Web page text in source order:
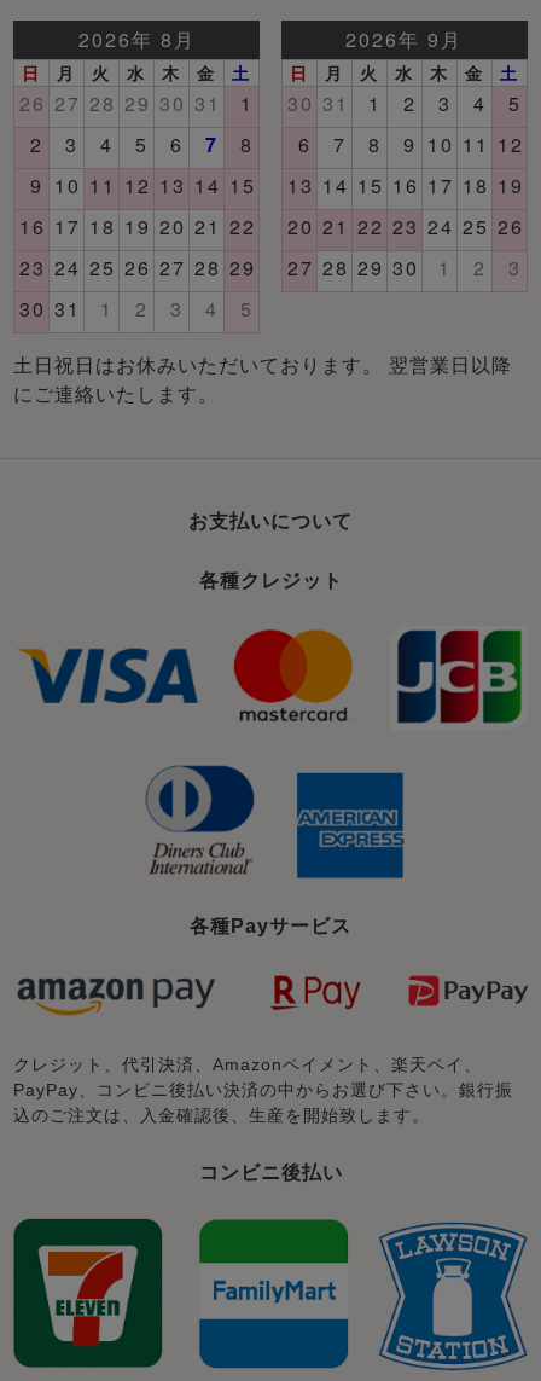
土日祝日はお休みいただいております。 翌営業日以降
にご連絡いたします。
お支払いについて
各種クレジット
各種Payサービス
クレジット、代引決済、Amazonペイメント、楽天ペイ、
PayPay、コンビニ後払い決済の中からお選び下さい。銀行振
込のご注文は、入金確認後、生産を開始致します。
コンビニ後払い